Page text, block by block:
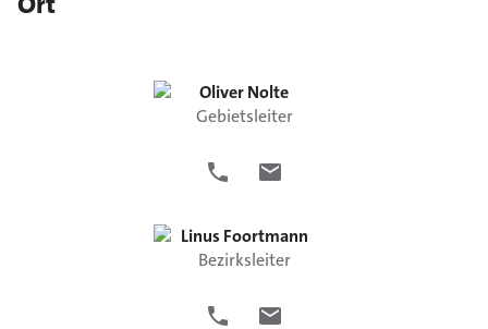
OliverNolte
Gebietsleiter
Linus Foortmann
Bezirksleiter